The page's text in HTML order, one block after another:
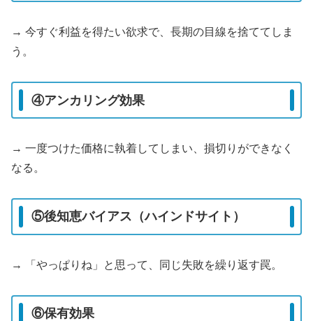
→ 今すぐ利益を得たい欲求で、長期の目線を捨ててしま
う。
④アンカリング効果
→ 一度つけた価格に執着してしまい、損切りができなく
なる。
⑤後知恵バイアス（ハインドサイト）
→ 「やっぱりね」と思って、同じ失敗を繰り返す罠。
⑥保有効果